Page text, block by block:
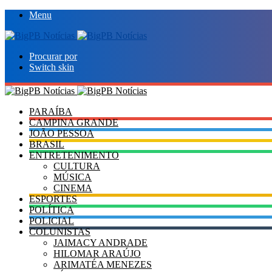
Menu
Procurar por
Switch skin
PARAÍBA
CAMPINA GRANDE
JOÃO PESSOA
BRASIL
ENTRETENIMENTO
CULTURA
MÚSICA
CINEMA
ESPORTES
POLÍTICA
POLICIAL
COLUNISTAS
JAIMACY ANDRADE
HILOMAR ARAÚJO
ARIMATÉA MENEZES